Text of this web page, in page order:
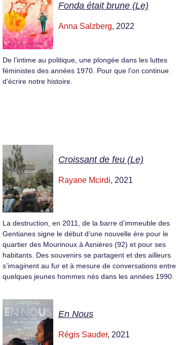
Fonda était brune (Le)
Anna Salzberg, 2022
De l’intime au politique, une plongée dans les luttes
féministes des années 1970. Pour que l’on continue
d’écrire notre histoire.
Croissant de feu (Le)
Rayane Mcirdi, 2021
La destruction, en 2011, de la barre d’immeuble des
Gentianes signe le début d’une nouvelle ère pour le
quartier des Mourinoux à Asnières (92) et pour ses
habitants. Des souvenirs se partagent et des ailleurs
s’imaginent au fur et à mesure de conversations entre
quelques jeunes hommes nés dans les années 1990.
En Nous
Régis Sauder, 2021